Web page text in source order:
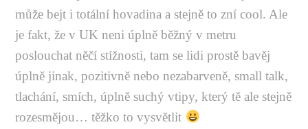
může bejt i totální hovadina a stejně to zní cool. Ale
je fakt, že v UK neni úplně běžný v metru
poslouchat něčí stížnosti, tam se lidi prostě bavěj
úplně jinak, pozitivně nebo nezabarveně, small talk,
tlachání, smích, úplně suchý vtipy, který tě ale stejně
rozesmějou… těžko to vysvětlit